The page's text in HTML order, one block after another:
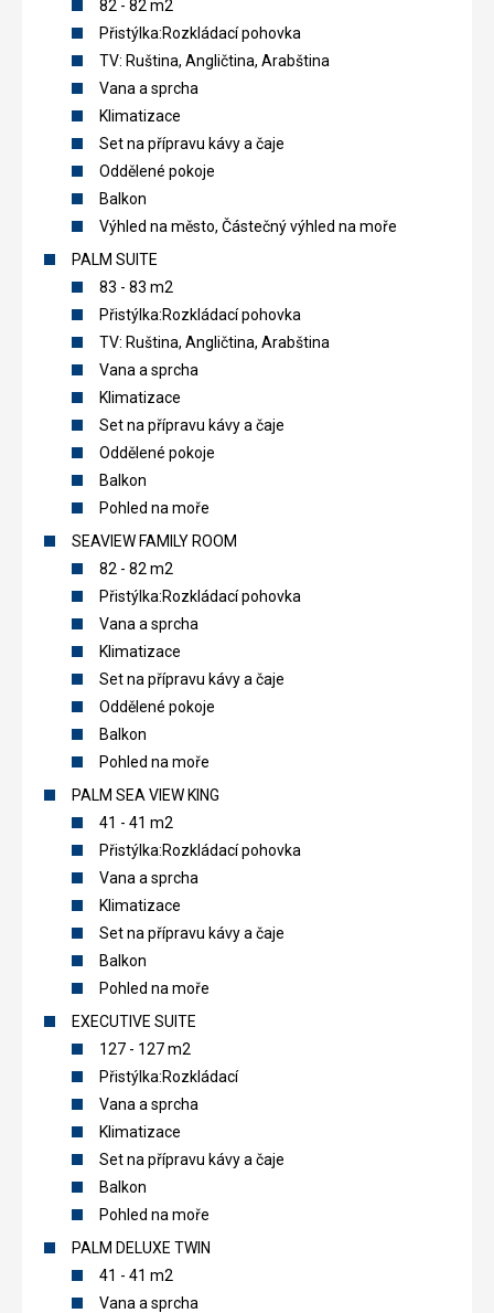
82 - 82 m2
Přistýlka:Rozkládací pohovka
TV: Ruština, Angličtina, Arabština
Vana a sprcha
Klimatizace
Set na přípravu kávy a čaje
Oddělené pokoje
Balkon
Výhled na město, Částečný výhled na moře
PALM SUITE
83 - 83 m2
Přistýlka:Rozkládací pohovka
TV: Ruština, Angličtina, Arabština
Vana a sprcha
Klimatizace
Set na přípravu kávy a čaje
Oddělené pokoje
Balkon
Pohled na moře
SEAVIEW FAMILY ROOM
82 - 82 m2
Přistýlka:Rozkládací pohovka
Vana a sprcha
Klimatizace
Set na přípravu kávy a čaje
Oddělené pokoje
Balkon
Pohled na moře
PALM SEA VIEW KING
41 - 41 m2
Přistýlka:Rozkládací pohovka
Vana a sprcha
Klimatizace
Set na přípravu kávy a čaje
Balkon
Pohled na moře
EXECUTIVE SUITE
127 - 127 m2
Přistýlka:Rozkládací
Vana a sprcha
Klimatizace
Set na přípravu kávy a čaje
Balkon
Pohled na moře
PALM DELUXE TWIN
41 - 41 m2
Vana a sprcha